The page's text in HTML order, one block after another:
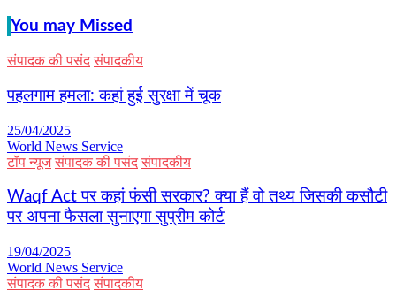
You may Missed
संपादक की पसंद संपादकीय
पहलगाम हमला: कहां हुई सुरक्षा में चूक
25/04/2025
World News Service
टॉप न्यूज संपादक की पसंद संपादकीय
Waqf Act पर कहां फंसी सरकार? क्या हैं वो तथ्य जिसकी कसौटी
पर अपना फैसला सुनाएगा सुप्रीम कोर्ट
19/04/2025
World News Service
संपादक की पसंद संपादकीय